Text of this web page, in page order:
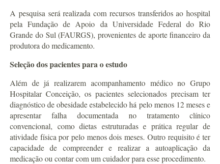
A pesquisa será realizada com recursos transferidos ao hospital
pela Fundação de Apoio da Universidade Federal do Rio
Grande do Sul (FAURGS), provenientes de aporte financeiro da
produtora do medicamento.
Seleção dos pacientes para o estudo
Além de já realizarem acompanhamento médico no Grupo
Hospitalar Conceição, os pacientes selecionados precisam ter
diagnóstico de obesidade estabelecido há pelo menos 12 meses e
apresentar falha documentada no tratamento clínico
convencional, como dietas estruturadas e prática regular de
atividade física por pelo menos dois meses. Outro requisito é ter
capacidade de compreender e realizar a autoaplicação da
medicação ou contar com um cuidador para esse procedimento.